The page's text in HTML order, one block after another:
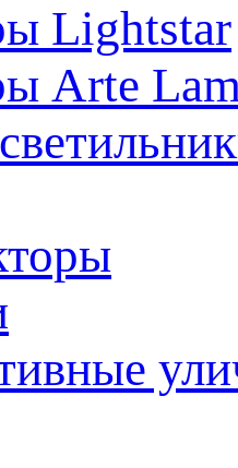
Lightstar
Arte